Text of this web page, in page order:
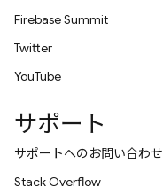
Firebase Summit
Twitter
YouTube
サポート
サポートへのお問い合わせ
Stack Overflow